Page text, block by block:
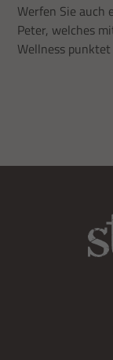
Werfen Sie auch
Peter, welches
Wellness punktet